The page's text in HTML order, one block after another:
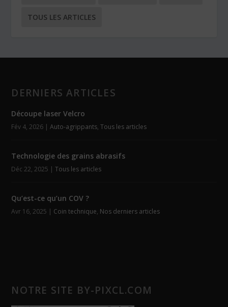
TOUS LES ARTICLES
DERNIERS ARTICLES
Découpe laser Velcro
Fév 4, 2026 |Auto-agrippants,Tous les articles
Technologie des grains abrasifs
Déc 22, 2025 |Tous les articles
Qu’est-ce qu’un COV ?
Avr 16, 2025 | Coin technique, Nos derniers articles
NOTRE SITE BY-PIXCL.COM